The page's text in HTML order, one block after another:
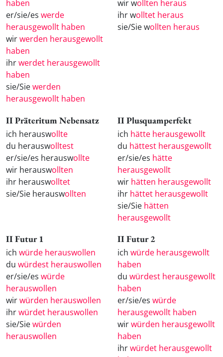
haben
er/sie/es werde
herausgewollt haben
wirwerden herausgewollt
haben
ihrwerdet herausgewollt
haben
sie/Siewerden
herausgewollt haben
wir wollten heraus
ihr wolltet heraus
sie/Sie wollten heraus
II Präteritum Nebensatz
ich herauswollte
du herauswolltest
er/sie/es herauswollte
wir herauswollten
ihr herauswolltet
sie/Sie herauswollten
II Plusquamperfekt
ich hätte herausgewollt
du hättest herausgewollt
er/sie/es hätte
herausgewollt
wir hätten herausgewollt
ihr hättet herausgewollt
sie/Sie hätten
herausgewollt
II Futur 1
ich würde herauswollen
du würdest herauswollen
er/sie/es würde
herauswollen
wirwürden herauswollen
ihrwürdet herauswollen
sie/Siewürden
herauswollen
II Futur 2
ich würde herausgewollt
haben
du würdest herausgewollt
haben
er/sie/es würde
herausgewollt haben
wirwürden herausgewollt
haben
ihrwürdet herausgewollt